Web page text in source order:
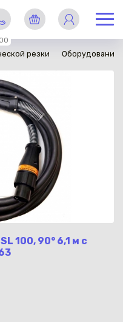
резки Оборудование
100, 90° 6,1 м с